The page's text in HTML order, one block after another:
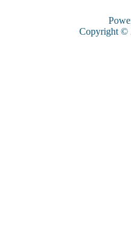
Copyright ©